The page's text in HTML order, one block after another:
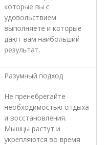
которые вы с
удовольствием
выполняете и которые
дают вам наибольший
результат.
Разумный подход
Не пренебрегайте
необходимостью отдыха
и восстановления.
Мышцы растут и
укрепляются во время